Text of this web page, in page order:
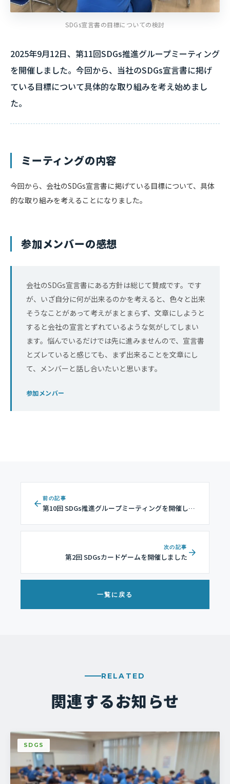
SDGs宣言書の目標についての検討
2025年9月12日、第11回SDGs推進グループミーティング
を開催しました。今回から、当社のSDGs宣言書に掲げ
ている目標について具体的な取り組みを考え始めまし
た。
ミーティングの内容
今回から、会社のSDGs宣言書に掲げている目標について、具体
的な取り組みを考えることになりました。
参加メンバーの感想
会社のSDGs宣言書にある方針は総じて賛成です。です
が、いざ自分に何が出来るのかを考えると、色々と出来
そうなことがあって考えがまとまらず、文章にしようと
すると会社の宣言とずれているような気がしてしまい
ます。悩んでいるだけでは先に進みませんので、宣言書
とズレていると感じても、まず出来ることを文章にし
て、メンバーと話し合いたいと思います。
参加メンバー
前の記事
第10回 SDGs推進グループミーティングを開催しま
一覧に戻る
次の記事
第2回 SDGsカードゲームを開催しました
RELATED
関連するお知らせ
SDGS